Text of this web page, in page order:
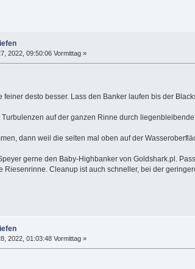
2022, 09:50:06 Vormittag »
feiner desto besser. Lass den Banker laufen bis der
auf der ganzen Rinne durch
dann weil die selten mal oben auf der
gerne den Baby-Highbanker von Goldshark.pl.
Riesenrinne. Cleanup ist auch schneller, bei der
2022, 01:03:48 Vormittag »